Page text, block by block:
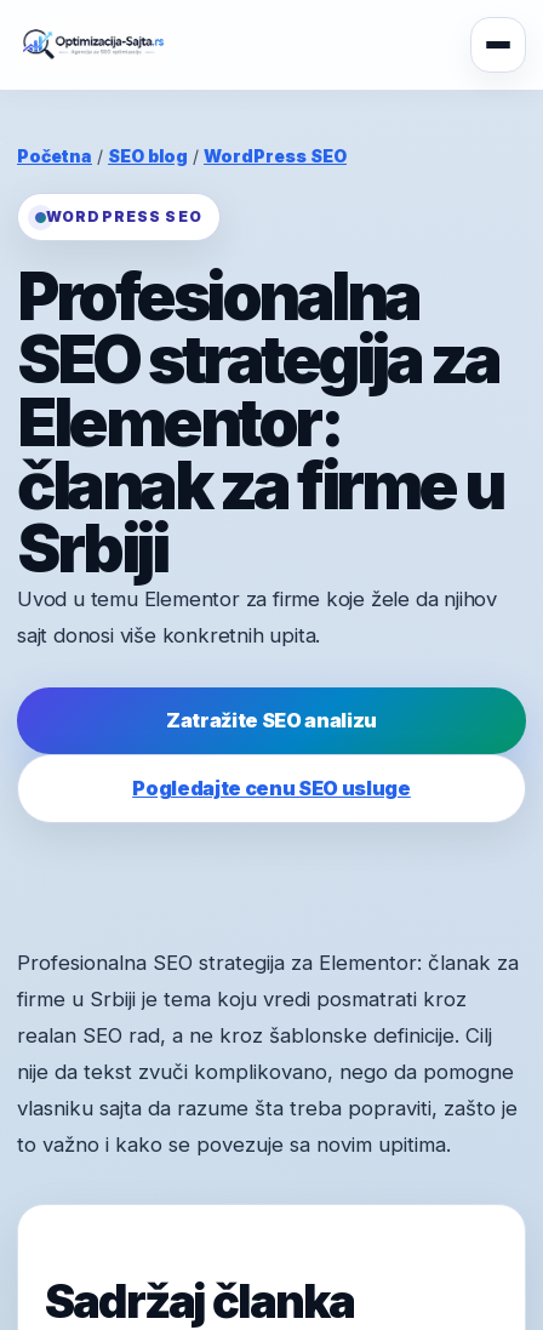
Početna / SEO blog / WordPress SEO
WORDPRESS SEO
Profesionalna
SEO strategija za
Elementor:
članak za firme u
Srbiji
Uvod u temu Elementor za firme koje žele da njihov
sajt donosi više konkretnih upita.
Zatražite SEO analizu
Pogledajte cenu SEO usluge
Profesionalna SEO strategija za Elementor: članak za
firme u Srbiji je tema koju vredi posmatrati kroz
realan SEO rad, a ne kroz šablonske definicije. Cilj
nije da tekst zvuči komplikovano, nego da pomogne
vlasniku sajta da razume šta treba popraviti, zašto je
to važno i kako se povezuje sa novim upitima.
Sadržaj članka